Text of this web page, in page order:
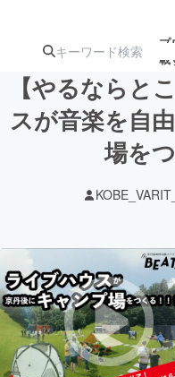
プ
載
注目のリ 注目の
ジェクト
テクノロジー
映像・映画
【やるならと
スが音楽を自
場を